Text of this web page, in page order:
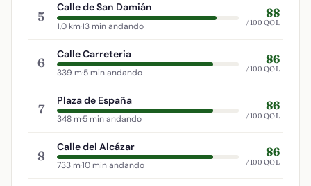
5
Calle de San Damián
1,0 km·13 min andando
88
/100 QOL
6
Calle Carreteria
339 m·5 min andando
86
/100 QOL
7
Plaza de España
348 m·5 min andando
86
/100 QOL
8
Calle del Alcázar
733 m·10 min andando
86
/100 QOL